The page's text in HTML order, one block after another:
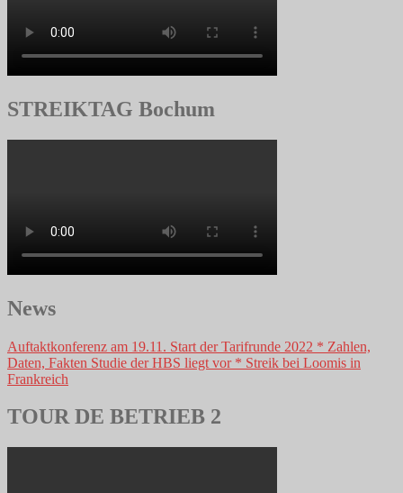
STREIKTAG Bochum
News
Auftaktkonferenz am 19.11. Start der Tarifrunde 2022 * Zahlen,
Daten, Fakten Studie der HBS liegt vor * Streik bei Loomis in
Frankreich
TOUR DE BETRIEB 2